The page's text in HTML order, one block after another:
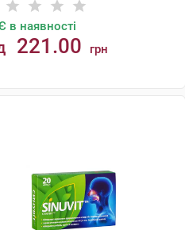
в наявності
221.00 грн